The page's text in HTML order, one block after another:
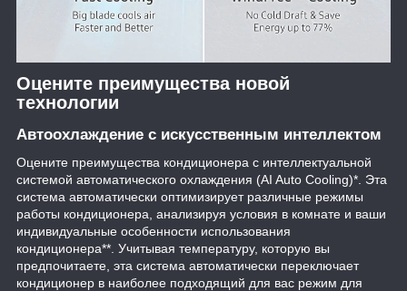
Оцените преимущества новой
технологии
Автоохлаждение с искусственным интеллектом
Оцените преимущества кондиционера с интеллектуальной
системой автоматического охлаждения (AI Auto Cooling)*. Эта
система автоматически оптимизирует различные режимы
работы кондиционера, анализируя условия в комнате и ваши
индивидуальные особенности использования
кондиционера**. Учитывая температуру, которую вы
предпочитаете, эта система автоматически переключает
кондиционер в наиболее подходящий для вас режим для